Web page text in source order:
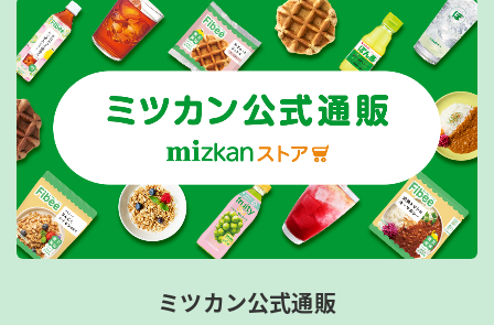
ミツカン公式通販